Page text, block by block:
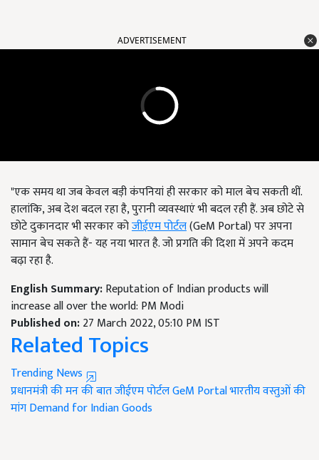
ADVERTISEMENT
"एक समय था जब केवल बड़ी कंपनियां ही सरकार को माल बेच सकती थीं.
हालांकि, अब देश बदल रहा है, पुरानी व्यवस्थाएं भी बदल रही हैं. अब छोटे से
छोटे दुकानदार भी सरकार कोजीईएम पोर्टल(GeM Portal) पर अपना
सामान बेच सकते हैं- यह नया भारत है. जो प्रगति की दिशा में अपने कदम
बढ़ा रहा है.
English Summary:Reputation of Indian products will
increase all over the world: PM Modi
Published on:27 March 2022, 05:10 PM IST
Related Topics
Trending News
प्रधानमंत्री की मन की बातजीईएम पोर्टलGeM Portalभारतीय वस्तुओं की
मांगDemand for Indian Goods